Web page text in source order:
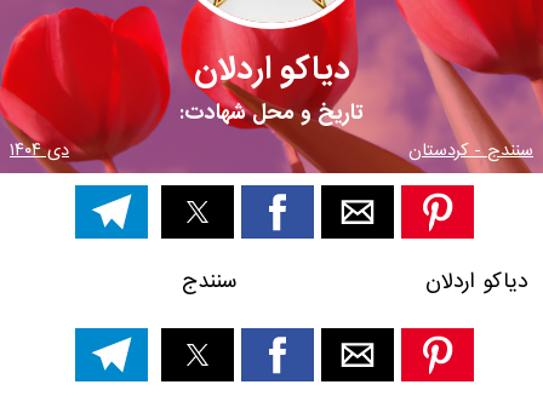
دیاکو اردلان
تاریخ و محل شهادت:
سنندج - کردستان دی ۱۴۰۴
دیاکو اردلان سنندج